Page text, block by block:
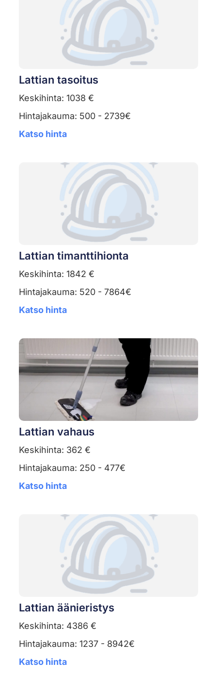
Lattian tasoitus
Keskihinta: 1038 €
Hintajakauma: 500 - 2739€
Katso hinta
Lattian timanttihionta
Keskihinta: 1842 €
Hintajakauma: 520 - 7864€
Katso hinta
Lattian vahaus
Keskihinta: 362 €
Hintajakauma: 250 - 477€
Katso hinta
Lattian äänieristys
Keskihinta: 4386 €
Hintajakauma: 1237 - 8942€
Katso hinta